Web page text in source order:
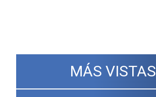
MÁS VISTAS